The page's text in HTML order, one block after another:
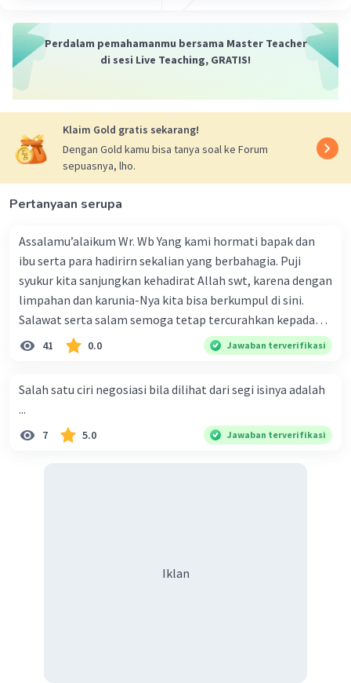
Perdalam pemahamanmu bersama Master Teacher
di sesi Live Teaching, GRATIS!
Klaim Gold gratis sekarang!
Dengan Gold kamu bisa tanya soal ke Forum
sepuasnya, lho.
Pertanyaan serupa
Assalamu’alaikum Wr. Wb Yang kami hormati bapak dan
ibu serta para hadirirn sekalian yang berbahagia. Puji
syukur kita sanjungkan kehadirat Allah swt, karena dengan
limpahan dan karunia-Nya kita bisa berkumpul di sini.
Salawat serta salam semoga tetap tercurahkan kepada
junjungan Nabi besar Muhammad saw, karena beliau
menyiarkan agama yang haq, yakni agama islam, agama
ke dalam umat-Nya yang diberkahi. Amin ya rabbal alamin.
Hadirin sekalian yang berbahagia! Dirasa amat penting
sekali jiwa sosial untuk diterapkan di lingkungan keluarga,
limpahan karuniaNya kita bisa berkumpul di sini. Kalimat
41 0.0 Jawaban terverifikasi
Salah satu ciri negosiasi bila dilihat dari segi isinya adalah
...
7 5.0 Jawaban terverifikasi
Iklan